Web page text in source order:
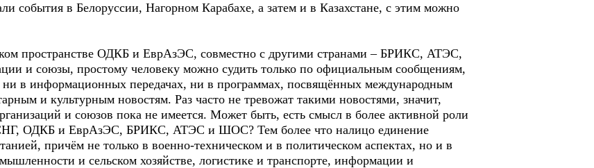
события в Белоруссии, Нагорном Карабахе, а затем и в Казахстане, с этим можно
пространстве ОДКБ и ЕврАзЭС, совместно с другими странами – БРИКС, АТЭС,
и союзы, простому человеку можно судить только по официальным сообщениям,
в информационных передачах, ни в программах, посвящённых международным
и культурным новостям. Раз часто не тревожат такими новостями, значит,
и союзов пока не имеется. Может быть, есть смысл в более активной роли
ОДКБ и ЕврАзЭС, БРИКС, АТЭС и ШОС? Тем более что налицо единение
причём не только в военно-техническом и в политическом аспектах, но и в
и сельском хозяйстве, логистике и транспорте, информации и